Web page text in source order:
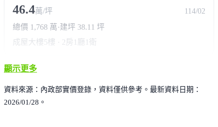
46.4萬/坪
114/02
總價 1,768 萬 ·建坪 38.11 坪
成屋大樓5樓 · 2房1廳1衛
顯示更多
資料來源：內政部實價登錄，資料僅供參考。最新資料日期：
2026/01/28。